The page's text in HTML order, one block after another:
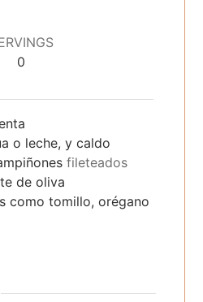
0
o leche, y caldo
fileteados
de oliva
como tomillo, orégano